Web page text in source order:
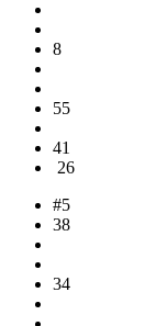
8
55
41
26
#5
38
34